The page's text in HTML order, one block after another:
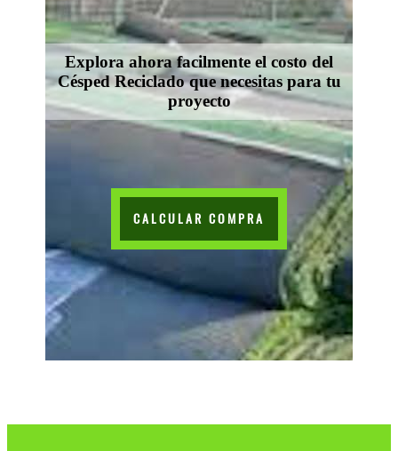
Explora ahora facilmente el costo del
Césped Reciclado que necesitas para tu
proyecto
CALCULAR COMPRA